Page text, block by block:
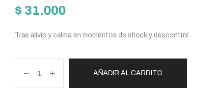
$ 31.000
Trae alivio y calma en momentos de shock y descontrol.
AÑADIR AL CARRITO